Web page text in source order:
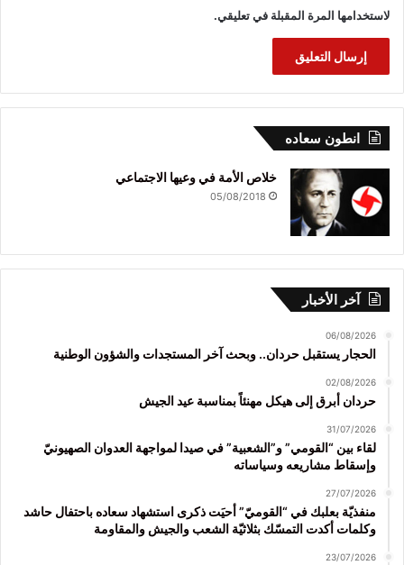
لاستخدامها المرة المقبلة في تعليقي.
انطون سعاده
خلاص الأمة في وعيها الاجتماعي
05/08/2018
آخر الأخبار
06/08/2026
الحجار يستقبل حردان.. وبحث آخر المستجدات والشؤون الوطنية
02/08/2026
حردان أبرق إلى هيكل مهنئاً بمناسبة عيد الجيش
31/07/2026
لقاء بين “القومي” و”الشعبية” في صيدا لمواجهة العدوان الصهيونيّ
وإسقاط مشاريعه وسياساته
27/07/2026
منفذيّة بعلبك في “القوميّ” أحيَت ذكرى استشهاد سعاده باحتفال حاشد
وكلمات أكدت التمسّك بثلاثيّة الشعب والجيش والمقاومة
23/07/2026